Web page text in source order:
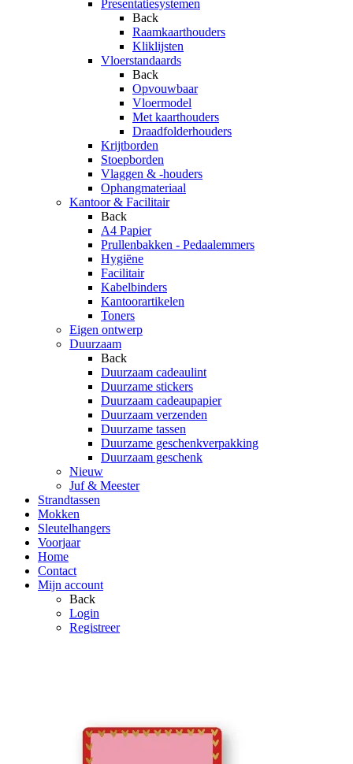
Presentatiesystemen
Back
Raamkaarthouders
Kliklijsten
Vloerstandaards
Back
Opvouwbaar
Vloermodel
Met kaarthouders
Draadfolderhouders
Krijtborden
Stoepborden
Vlaggen & -houders
Ophangmateriaal
Kantoor & Facilitair
Back
A4 Papier
Prullenbakken - Pedaalemmers
Hygiëne
Facilitair
Kabelbinders
Kantoorartikelen
Toners
Eigen ontwerp
Duurzaam
Back
Duurzaam cadeaulint
Duurzame stickers
Duurzaam cadeaupapier
Duurzaam verzenden
Duurzame tassen
Duurzame geschenkverpakking
Duurzaam geschenk
Nieuw
Juf & Meester
Strandtassen
Mokken
Sleutelhangers
Voorjaar
Home
Contact
Mijn account
Back
Login
Registreer